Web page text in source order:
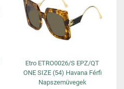
Etro ETRO0026/S EPZ/QT
ONE SIZE (54) Havana Férfi
Napszemüvegek